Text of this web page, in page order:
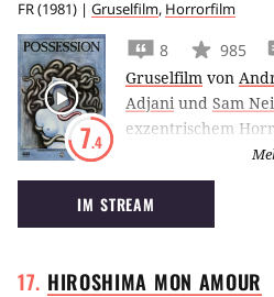
FR(1981) | Gruselfilm, Horrorfilm
7.4
8 985
Gruselfilm von
Adjaniund Sam
exzentrischem
mündet die
Isabelle Adjani in
Wahnsinn vor
Mauer.
IM STREAM
HIROSHIMA MON AMOUR